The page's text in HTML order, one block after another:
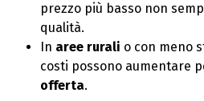
prezzo più basso non
qualità.
In aree rurali o con meno
costi possono aumentare
offerta.